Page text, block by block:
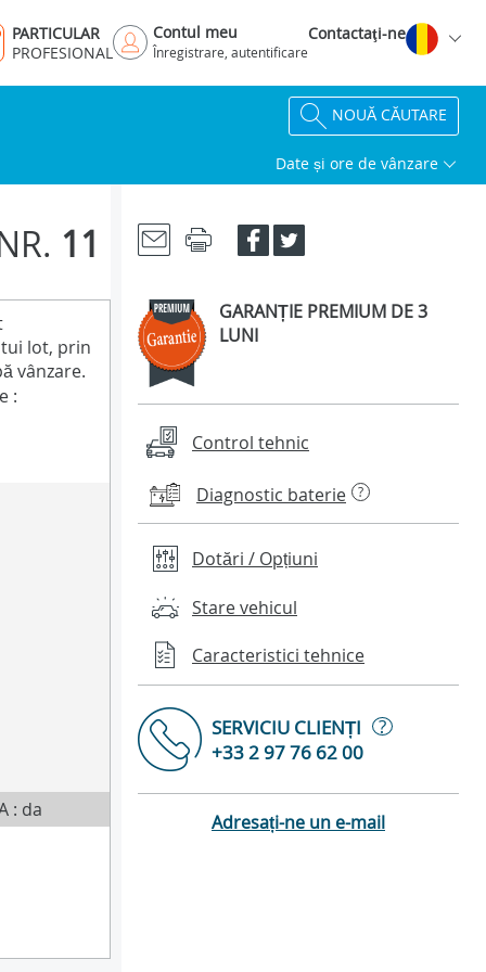
PARTICULAR
PROFESIONAL
Contul meu
Înregistrare, autentificare
Contactaţi-ne
NOUĂ CĂUTARE
Date și ore de vânzare
11
lot, prin
vânzare.
:
: da
GARANȚIE PREMIUM DE 3
LUNI
Control tehnic
Diagnostic baterie ?
Dotări / Opțiuni
Stare vehicul
Caracteristici tehnice
SERVICIU CLIENȚI
?
+33 2 97 76 62 00
Adresați-ne un e-mail